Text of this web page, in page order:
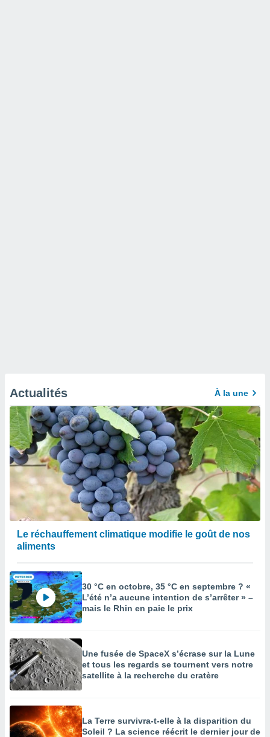
Actualités À la une
Le réchauffement climatique modifie le goût de nos
aliments
30 °C en octobre, 35 °C en septembre ? «
L’été n’a aucune intention de s’arrêter » –
mais le Rhin en paie le prix
Une fusée de SpaceX s’écrase sur la Lune
et tous les regards se tournent vers notre
satellite à la recherche du cratère
La Terre survivra-t-elle à la disparition du
Soleil ? La science réécrit le dernier jour de